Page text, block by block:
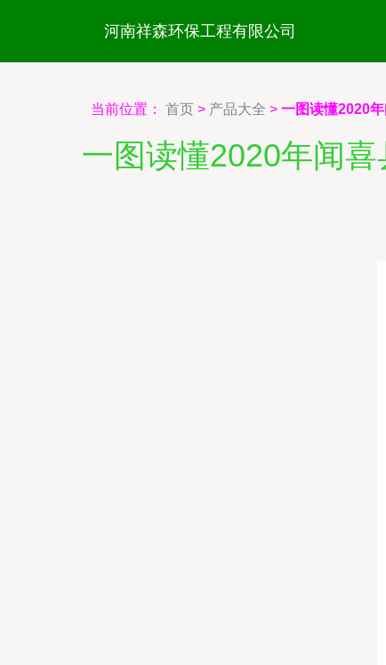
河南祥森环保工程有限公司
当前位置： 首页 > 产品大全 > 一图读懂2020
一图读懂2020年闻